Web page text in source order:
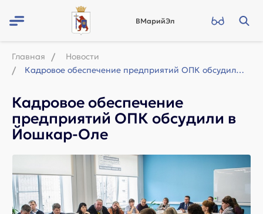
ВМарийЭл
Главная
Новости
Кадровое обеспечение предприятий ОПК обсудили в Йошкар-Оле
Кадровое обеспечение
предприятий ОПК обсудили в
Йошкар-Оле